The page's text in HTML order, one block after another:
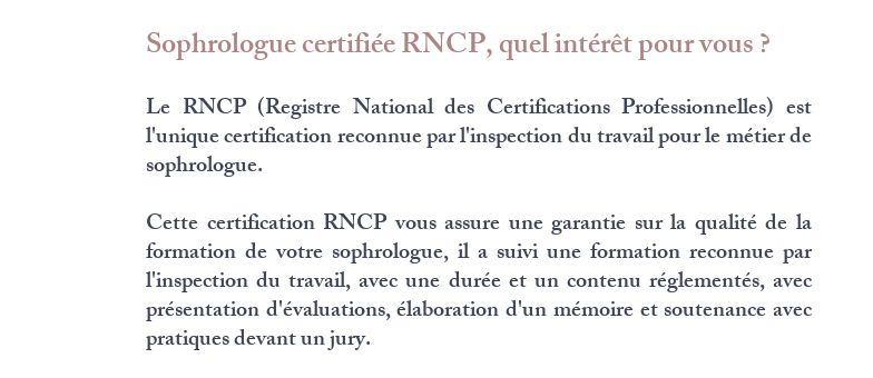
Sophrologue certifiée RNCP, quel intérêt pour vous ?
Le RNCP (Registre National des Certifications Professionnelles) est
l'unique certification reconnue par l'inspection du travail pour le métier de
sophrologue.
Cette certification RNCP vous assure une garantie sur la qualité de la
formation de votre sophrologue, il a suivi une formation reconnue par
l'inspection du travail, avec une durée et un contenu réglementés, avec
présentation d'évaluations, élaboration d'un mémoire et soutenance avec
pratiques devant un jury.